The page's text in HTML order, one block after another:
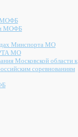
МОФБ
МОФБ
Минспорта МО
МО
Московской области к
соревнованиям